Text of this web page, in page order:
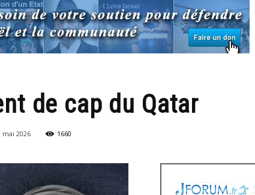
de cap du Qatar
mai 2026 1660